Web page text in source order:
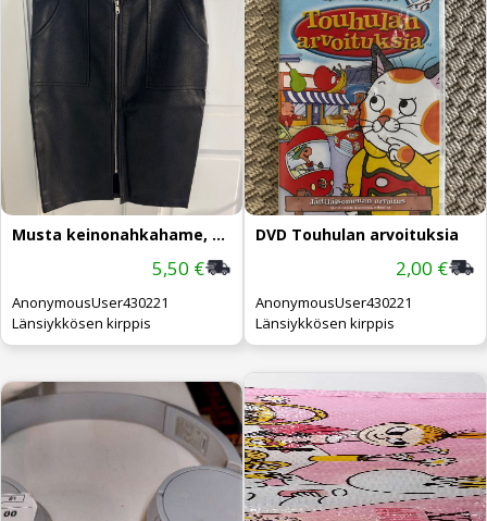
Musta keinonahkahame, koko 44, vetok.
5,50 €
AnonymousUser430221
Länsiykkösen kirppis
DVD Touhulan arvoituksia
2,00 €
AnonymousUser430221
Länsiykkösen kirppis